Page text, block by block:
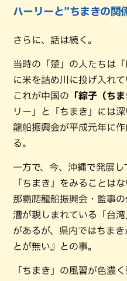
ハーリーと”ちまきの関
さらに、話は続く。
当時の「楚」の人たちは
に米を詰め川に投げ入れて
これが中国の 「綜子（ちま
リー」と「ちまき」には
龍船振興会が平成元年に
る。
一方で、今、沖縄で発展
「ちまき」をみることはな
那覇爬龍船振興会・監事
漕が親しまれている「台
があるが、県内ではちま
とが無い』との事。
「ちまき」の風習が色濃